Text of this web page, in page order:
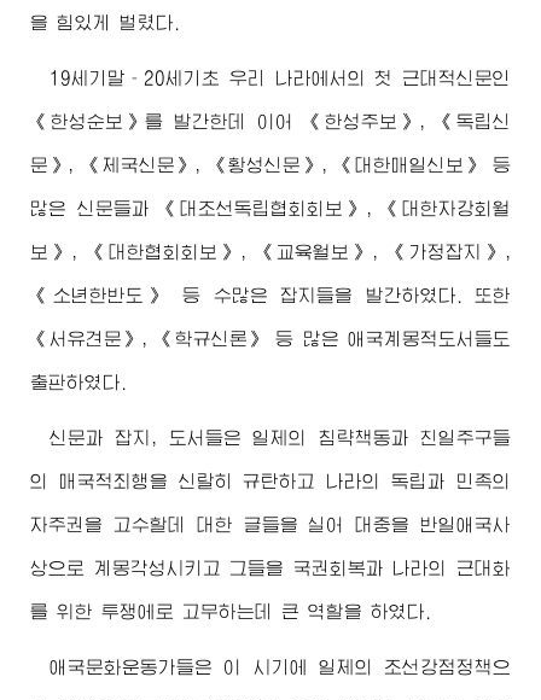
을 힘있게 벌렸다.
19세기말‐20세기초 우리 나라에서의 첫 근대적신문인
《한성순보》를 발간한데 이어 《한성주보》, 《독립신
문》, 《제국신문》, 《황성신문》, 《대한매일신보》 등
많은 신문들과 《대조선독립협회회보》, 《대한자강회월
보》, 《대한협회회보》, 《교육월보》, 《가정잡지》,
《소년한반도》 등 수많은 잡지들을 발간하였다. 또한
《서유견문》, 《학규신론》 등 많은 애국계몽적도서들도
출판하였다.
신문과 잡지, 도서들은 일제의 침략책동과 친일주구들
의 매국적죄행을 신랄히 규탄하고 나라의 독립과 민족의
자주권을 고수할데 대한 글들을 실어 대중을 반일애국사
상으로 계몽각성시키고 그들을 국권회복과 나라의 근대화
를 위한 투쟁에로 고무하는데 큰 역할을 하였다.
애국문화운동가들은 이 시기에 일제의 조선강점정책으